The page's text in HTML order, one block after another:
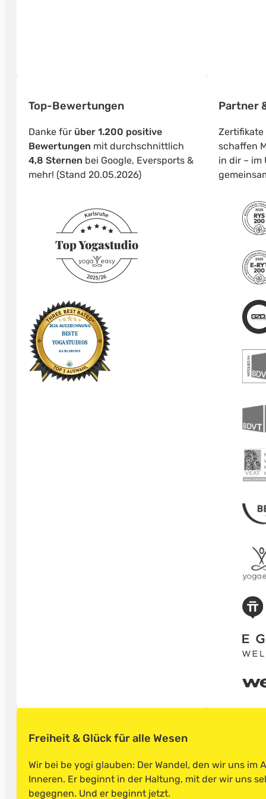
Top-Bewertungen
Danke für über 1.200 positive
Bewertungen mit durchschnittlich
4,8 Sternen bei Google, Eversports &
mehr! (Stand 20.05.2026)
Partner
Zertifikate
schaffen
in dir – im
Freiheit & Glück für alle Wesen
Wir bei be yogi glauben: Der Wandel, den wir uns im
Inneren. Er beginnt in der Haltung, mit der wir uns
begegnen. Und er beginnt jetzt.